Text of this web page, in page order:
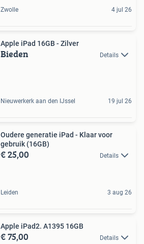
Zwolle 4 jul 26
Apple iPad 16GB - Zilver
Bieden Details
Nieuwerkerk aan den IJssel 19 jul 26
Oudere generatie iPad - Klaar voor
gebruik (16GB)
€ 25,00 Details
Leiden 3 aug 26
Apple iPad2. A1395 16GB
€ 75,00 Details